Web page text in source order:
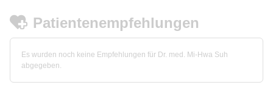
Patientenempfehlungen
Es wurden noch keine Empfehlungen für Dr. med. Mi-Hwa Suh
abgegeben.